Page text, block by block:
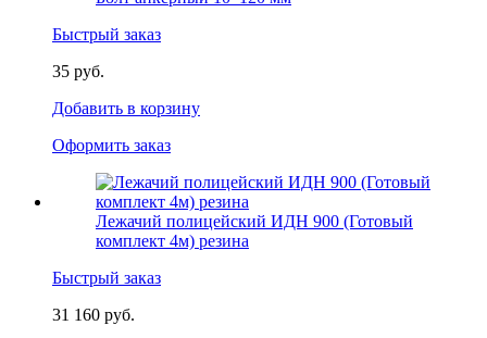
Быстрый заказ
35 руб.
Добавить в корзину
Оформить заказ
Лежачий полицейский ИДН 900 (Готовый
комплект 4м) резина
Быстрый заказ
31 160 руб.